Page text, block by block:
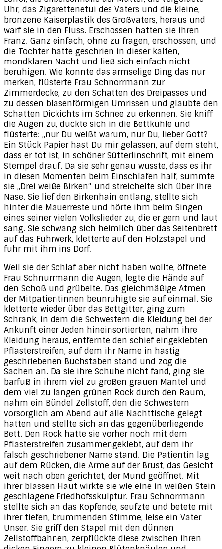
Uhr, das Zigarettenetui des Vaters und die kleine,
bronzene Kaiserplastik des Großvaters, heraus und
warf sie in den Fluss. Erschossen hatten sie ihren
Franz. Ganz einfach, ohne zu fragen, erschossen, und
die Tochter hatte geschrien in dieser kalten,
mondklaren Nacht und ließ sich einfach nicht
beruhigen. Wie konnte das armselige Ding das nur
merken, flüsterte Frau Schnorrmann zur
Zimmerdecke, zu den Schatten des Dreipasses und
zu dessen blasenförmigen Umrissen und glaubte den
Schatten Dickichts im Schnee zu erkennen. Sie kniff
die Augen zu, duckte sich in die Bettkuhle und
flüsterte: „nur Du weißt warum, nur Du, lieber Gott?
Ein Stück Papier hast Du mir gelassen, auf dem steht,
dass er tot ist, in schöner Sütterlinschrift, mit einem
Stempel drauf. Da sie sehr genau wusste, dass es ihr
in diesen Momenten beim Einschlafen half, summte
sie „Drei weiße Birken“ und streichelte sich über ihre
Nase. Sie lief den Birkenhain entlang, stellte sich
hinter die Mauerreste und hörte ihm beim Singen
eines seiner vielen Volkslieder zu, die er gern und laut
sang. Sie schwang sich heimlich über das Seitenbrett
auf das Fuhrwerk, kletterte auf den Holzstapel und
fuhr mit ihm ins Dorf.
Weil sie der Schlaf aber nicht haben wollte, öffnete
Frau Schnurrmann die Augen, legte die Hände auf
den Schoß und grübelte. Das gleichmäßige Atmen
der Mitpatientinnen beunruhigte sie auf einmal. Sie
kletterte wieder über das Bettgitter, ging zum
Schrank, in dem die Schwestern die Kleidung bei der
Ankunft einer Jeden hineinsortierten, nahm ihre
Kleidung heraus, entfernte den schief eingeklebten
Pflasterstreifen, auf dem ihr Name in hastig
geschriebenen Buchstaben stand und zog die
Sachen an. Da sie ihre Schuhe nicht fand, ging sie
barfuß in ihrem viel zu großen grauen Mantel und
dem viel zu langen grünen Rock durch den Raum,
nahm ein Bündel Zellstoff, den die Schwestern
vorsorglich am Abend auf alle Nachttische gelegt
hatten und stellte sich an das gegenüberliegende
Bett. Den Rock hatte sie vorher noch mit dem
Pflasterstreifen zusammengeklebt, auf dem ihr
falsch geschriebener Name stand. Die Patientin lag
auf dem Rücken, die Arme auf der Brust, das Gesicht
weit nach oben gerichtet, der Mund geöffnet. Mit
ihrer blassen Haut wirkte sie wie eine in weißen Stein
geschlagene Friedhofsskulptur. Frau Schnorrmann
stellte sich an das Kopfende, seufzte und betete mit
ihrer tiefen, brummenden Stimme, leise ein Vater
Unser. Sie griff den Stapel mit den dünnen
Zellstoffbahnen, zerpflückte diese zwischen ihren